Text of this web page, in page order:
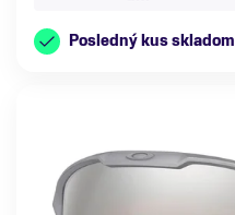
Posledný kus skladom